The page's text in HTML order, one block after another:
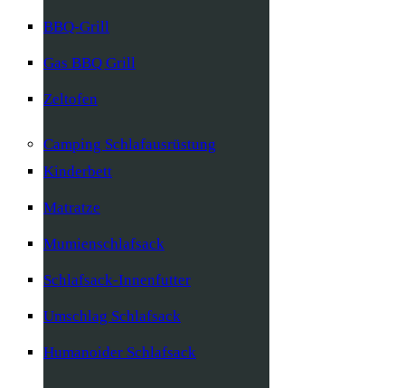
BBQ-Grill
Gas BBQ Grill
Zeltofen
Camping Schlafausrüstung
Kinderbett
Matratze
Mumienschlafsack
Schlafsack-Innenfutter
Umschlag Schlafsack
Humanoider Schlafsack